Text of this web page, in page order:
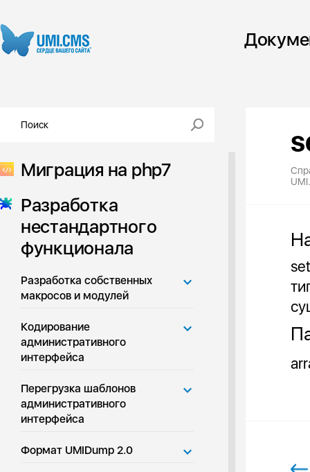
Миграция на php7
Разработка
нестандартного
функционала
Разработка собственных
макросов и модулей
Кодирование
административного
интерфейса
Перегрузка шаблонов
административного
интерфейса
Формат UMIDump 2.0